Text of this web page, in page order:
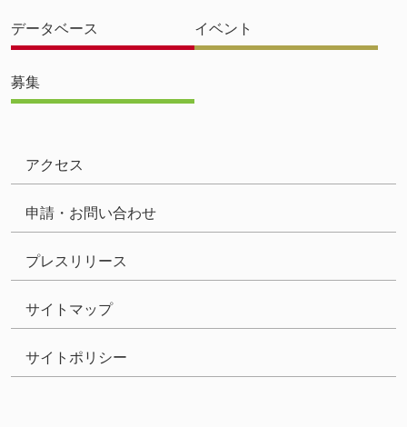
データベース イベント
募集
アクセス
申請・お問い合わせ
プレスリリース
サイトマップ
サイトポリシー